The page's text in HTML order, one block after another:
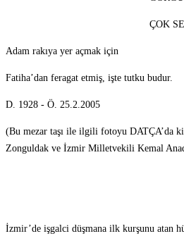
ÇOK
Adam rakıya yer açmak için
Fatiha’dan feragat etmiş, işte tutku budur.
D. 1928 - Ö. 25.2.2005
(Bu mezar taşı ile ilgili fotoyu DATÇA’da
Zonguldak ve İzmir Milletvekili Kemal
İzmir’de işgalci düşmana ilk kurşunu atan